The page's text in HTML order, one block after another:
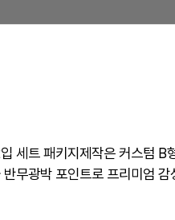
세트 패키지제작은 커스텀
무광박 포인트로 프리미엄